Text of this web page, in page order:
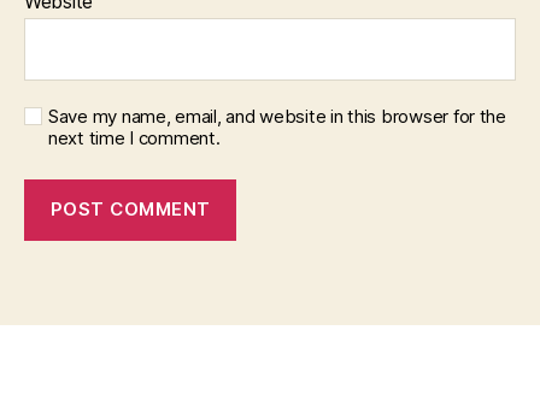
Save my name, email, and website in this browser for the
next time I comment.